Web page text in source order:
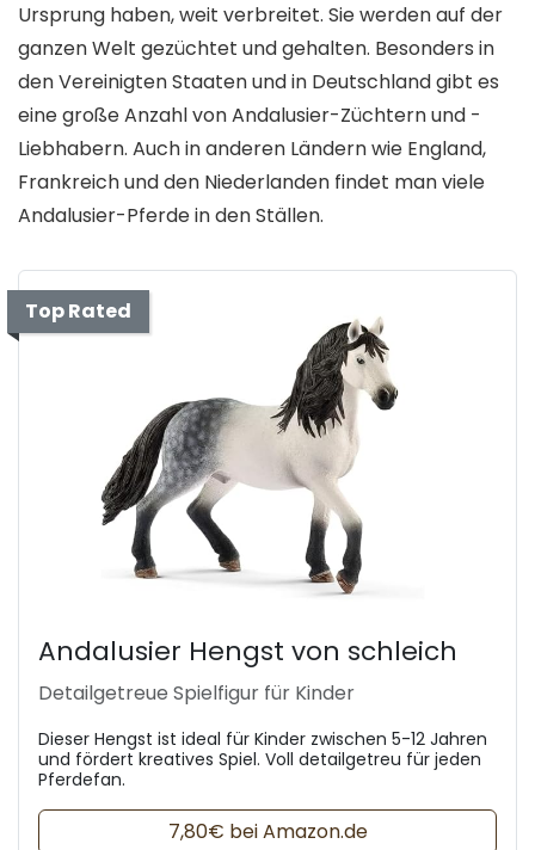
Ursprung haben, weit verbreitet. Sie werden auf der
ganzen Welt gezüchtet und gehalten. Besonders in
den Vereinigten Staaten und in Deutschland gibt es
eine große Anzahl von Andalusier-Züchtern und -
Liebhabern. Auch in anderen Ländern wie England,
Frankreich und den Niederlanden findet man viele
Andalusier-Pferde in den Ställen.
Top Rated
Andalusier Hengst von schleich
Detailgetreue Spielfigur für Kinder
Dieser Hengst ist ideal für Kinder zwischen 5-12 Jahren
und fördert kreatives Spiel. Voll detailgetreu für jeden
Pferdefan.
7,80€ bei Amazon.de